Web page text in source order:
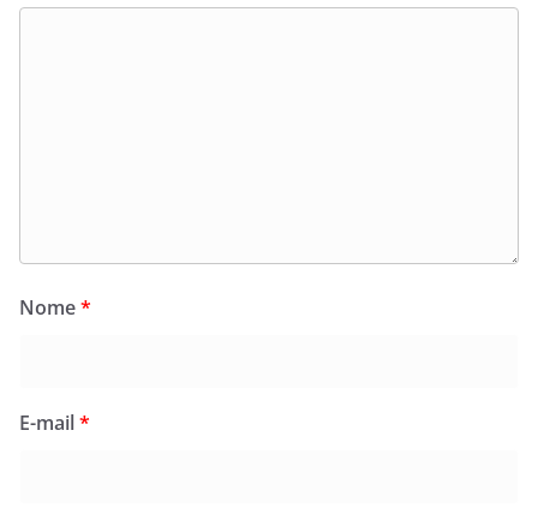
Nome*
E-mail*